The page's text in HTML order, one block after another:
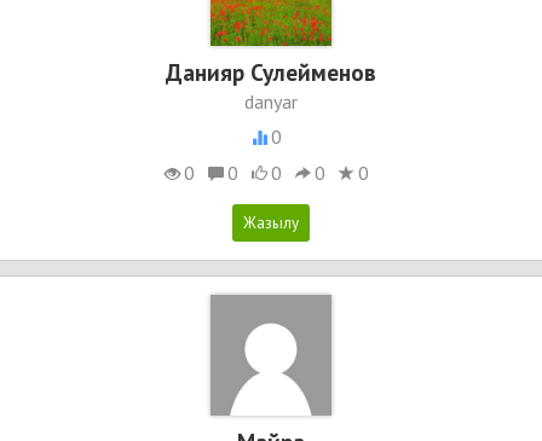
Данияр Сулейменов
danyar
0
0
0 0 0 0